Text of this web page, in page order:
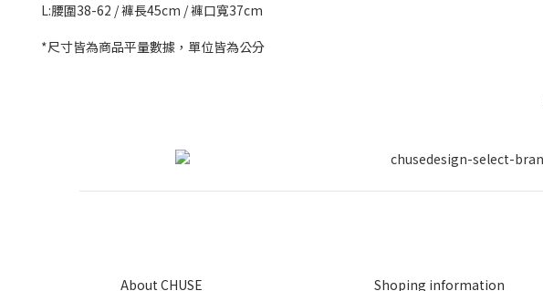
L:腰圍38-62 / 褲長45cm / 褲口寬37cm
*尺寸皆為商品平量數據，單位皆為公分
About CHUSE Shoping information